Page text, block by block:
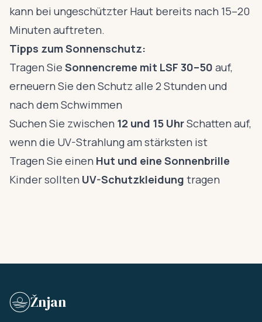
kann bei ungeschützter Haut bereits nach 15–20
Minuten auftreten.
Tipps zum Sonnenschutz:
Tragen Sie Sonnencreme mit LSF 30–50 auf,
erneuern Sie den Schutz alle 2 Stunden und
nach dem Schwimmen
Suchen Sie zwischen 12 und 15 UhrSchatten auf,
wenn die UV-Strahlung am stärksten ist
Tragen Sie einen Hut und eine Sonnenbrille
Kinder sollten UV-Schutzkleidung tragen
Žnjan